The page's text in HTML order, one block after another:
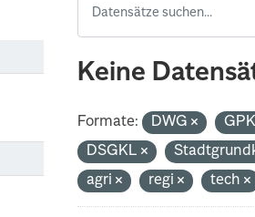
Keine
Formate: DWG
DSGKL
agri
regi tech